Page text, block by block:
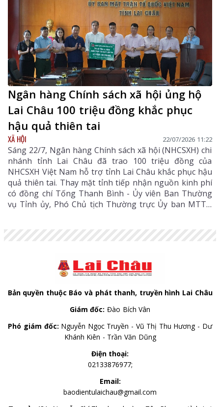
Ngân hàng Chính sách xã hội ủng hộ
Lai Châu 100 triệu đồng khắc phục
hậu quả thiên tai
XÃ HỘI 22/07/2026 11:22
Sáng 22/7, Ngân hàng Chính sách xã hội (NHCSXH) chi
nhánh tỉnh Lai Châu đã trao 100 triệu đồng của
NHCSXH Việt Nam hỗ trợ tỉnh Lai Châu khắc phục hậu
quả thiên tai. Thay mặt tỉnh tiếp nhận nguồn kinh phí
có đồng chí Tống Thanh Bình - Ủy viên Ban Thường
vụ Tỉnh ủy, Phó Chủ tịch Thường trực Ủy ban MTTQ
Bản quyền thuộc Báo và phát thanh, truyền hình Lai Châu
Giám đốc: Đào Bích Vân
Phó giám đốc: Nguyễn Ngọc Truyền - Vũ Thị Thu Hương - Dư
Khánh Kiên - Trần Văn Dũng
Điện thoại:
02133876977;
Email:
baodientulaichau@gmail.com